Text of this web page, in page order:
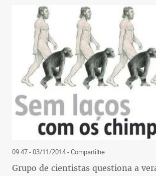
09:47 - 03/11/2014- Compartilhe
Grupo de cientistas questiona a